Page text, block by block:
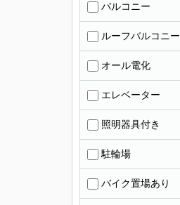
バルコニー
ルーフバルコニー
オール電化
エレベーター
照明器具付き
駐輪場
バイク置場あり